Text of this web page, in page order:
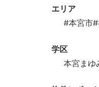
エリア
#本宮市
学区
本宮まゆ